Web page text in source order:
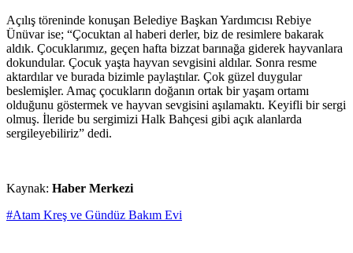
Açılış töreninde konuşan Belediye Başkan Yardımcısı Rebiye
Ünüvar ise; “Çocuktan al haberi derler, biz de resimlere bakarak
aldık. Çocuklarımız, geçen hafta bizzat barınağa giderek hayvanlara
dokundular. Çocuk yaşta hayvan sevgisini aldılar. Sonra resme
aktardılar ve burada bizimle paylaştılar. Çok güzel duygular
beslemişler. Amaç çocukların doğanın ortak bir yaşam ortamı
olduğunu göstermek ve hayvan sevgisini aşılamaktı. Keyifli bir sergi
olmuş. İleride bu sergimizi Halk Bahçesi gibi açık alanlarda
sergileyebiliriz” dedi.
Kaynak: Haber Merkezi
#Atam Kreş ve Gündüz Bakım Evi